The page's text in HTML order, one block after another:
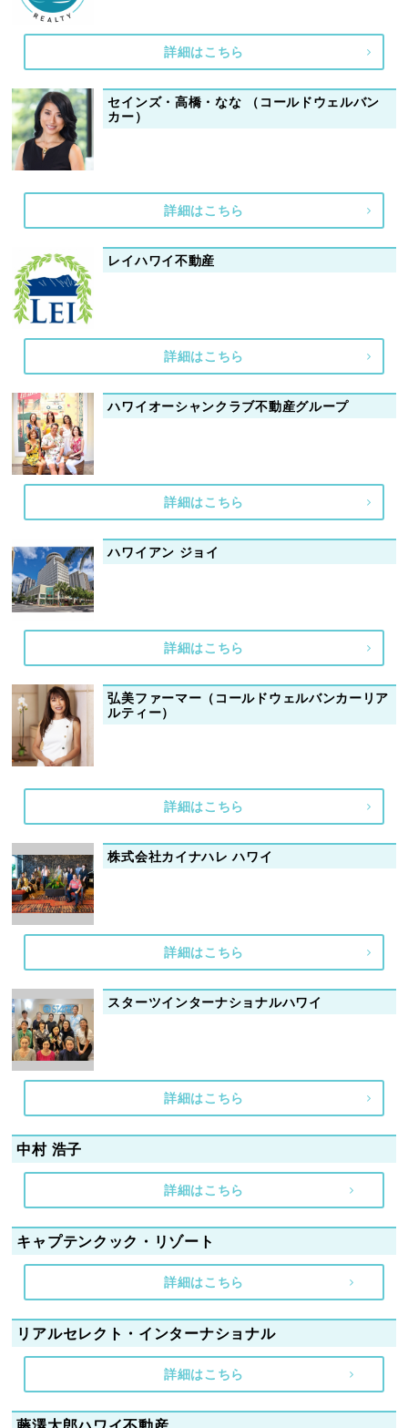
詳細はこちら
セインズ・高橋・なな （コールドウェルバン
カー）
詳細はこちら
レイハワイ不動産
詳細はこちら
ハワイオーシャンクラブ不動産グループ
詳細はこちら
ハワイアン ジョイ
詳細はこちら
弘美ファーマー（コールドウェルバンカーリア
ルティー）
詳細はこちら
株式会社カイナハレ ハワイ
詳細はこちら
スターツインターナショナルハワイ
詳細はこちら
中村 浩子
詳細はこちら
キャプテンクック・リゾート
詳細はこちら
リアルセレクト・インターナショナル
詳細はこちら